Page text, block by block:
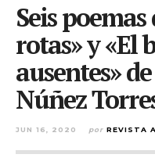
Seis
rotas» y «El
ausentes»
Núñez
JUN 16, 2020 por REVISTA